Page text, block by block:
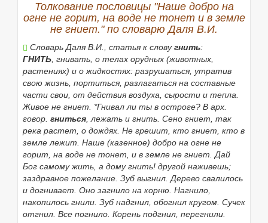
Безукоризненный, честный.Доброе имя.
7.Действительно такой большой, не меньший, чем
то, что указывается существительным или
числительным (разг.).Осталось добрых десять
километров. Съел добрых полбуханки.
•Будьте добры, будь добр1) форма вежливого
обращения с просьбой.Будьте добры, позвоните
позже; 2) выражение подчёркнутого и настойчивого
требования.Будь добр, оставь меня в покое.
Доброго здоровьяприветствие при прощании с
пожеланием благополучия.
В добрый час! пожелание удачи.
В добрый путьпожелание отъезжающему, а также
(перен.) пожелание успеха вкаком-н. начинании.
Добрый малый(разг. ) о неплохом человеке.
Толкование пословицы "Наше добро на
огне не горит, на воде не тонет и в земле
не гниет." по словарю Даля В.И.
Словарь Даля В.И., статья к словугнить:
ГНИТЬ, гнивать, о телах орудных (животных,
растениях) и о жидкостях: разрушаться, утратив
свою жизнь, портиться, разлагаться на составные
части свои, от действия воздуха, сырости и тепла.
Живое не гниет. *Гнивал ли ты в остроге? В арх.
говор. гниться, лежать и гнить. Сено гниет, так
река растет, о дождях. Не грешит, кто гниет, кто в
земле лежит. Наше (казенное) добро на огне не
горит, на воде не тонет, и в земле не гниет.Дай
Бог самому жить, а дому гнить! другой наживешь;
заздравное пожелание. Зуб выгнил.Дерево свалилось
и догнивает. Оно загнило на корню. Нагнило,
накопилось гнили. Зуб надгнил, обогнил кругом. Сучек
отгнил. Все погнило. Корень подгнил, перегнили.